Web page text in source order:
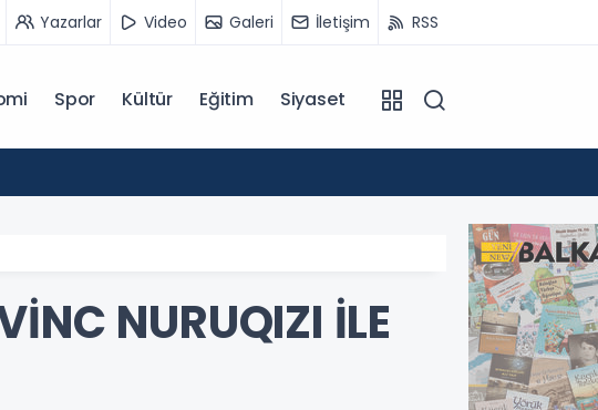
Yazarlar Video Galeri İletişim RSS
Spor Kültür Eğitim Siyaset
NURUQIZI İLE